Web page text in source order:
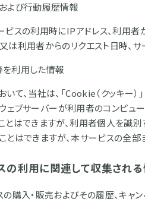
よび行動履歴情報
ビスの利用時にIPアドレス、利用
は利用者からのリクエスト日時、
利用した情報
いて、当社は、「Cookie（クッキー
ェブサーバーが利用者のコンピュ
とはできますが、利用者個人を識
とはできますが、本サービスの全
スの利用に関連して収集され
の購入・販売およびその履歴、キ